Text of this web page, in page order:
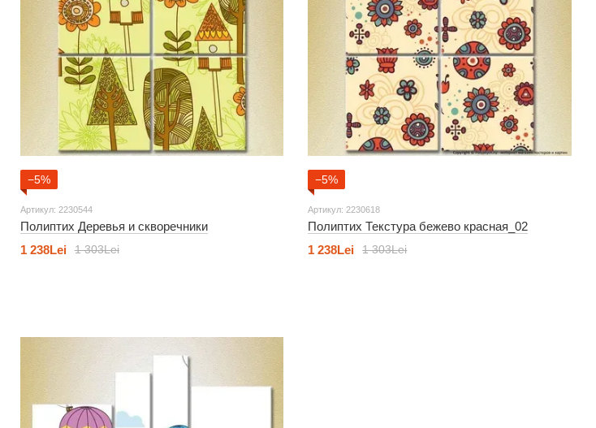
−5%
Артикул: 2230544
Полиптих Деревья и скворечники
1 303Lei
1 238Lei
−5%
Артикул: 2230618
Полиптих Текстура бежево красная_02
1 303Lei
1 238Lei